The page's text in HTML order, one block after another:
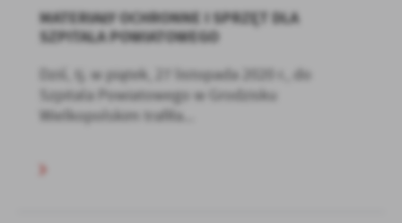
MATERIAŁY OCHRONNE I SPRZĘT DLA
SZPITALA POWIATOWEGO
Dziś, tj. w piątek, 27 listopada 2020 r., do
Szpitala Powiatowego w Grodzisku
Wielkopolskim trafiła...